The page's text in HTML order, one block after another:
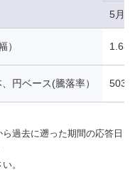
5月
） 1.63
円ベース(騰落率）
過去に遡った期間の応答日
。